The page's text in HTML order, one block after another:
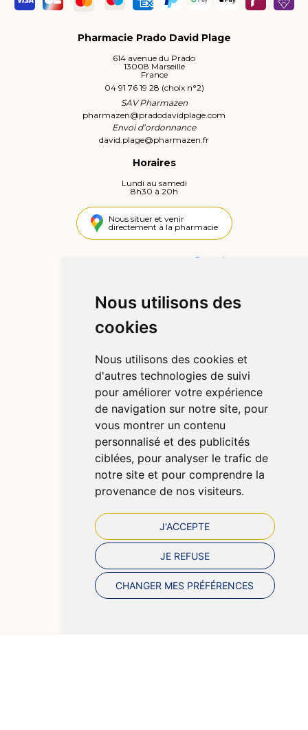
Nous utilisons des
cookies
Nous utilisons des cookies et
d'autres technologies de suivi
pour améliorer votre expérience
de navigation sur notre site, pour
vous montrer un contenu
personnalisé et des publicités
ciblées, pour analyser le trafic de
notre site et pour comprendre la
provenance de nos visiteurs.
J'ACCEPTE
JE REFUSE
CHANGER MES PRÉFÉRENCES
Pharmacie Prado David Plage
614 avenue du Prado
13008 Marseille
France
04 91 76 19 28 (choix n°2)
SAV Pharmazen
pharmazen@pradodavidplage.com
Envoi d’ordonnance
david.plage@pharmazen.fr
Horaires
Lundi au samedi
8h30 à 20h
Nous situer et venir
directement à la pharmacie
Informations
Qui sommes-nous ?
Déclarer un effet indésirable
Mentions légales
CGV
Données personnelles
Cookies
Préférences Cookies